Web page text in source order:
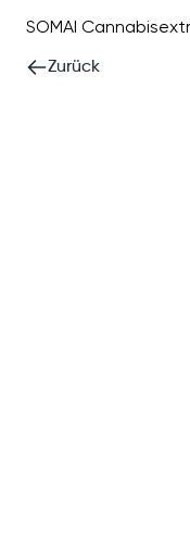
SOMAI
Zurück